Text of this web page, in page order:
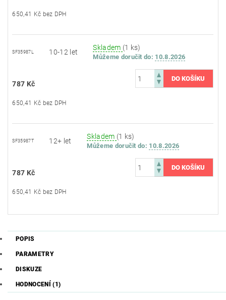
650,41 Kč bez DPH
SF35987L 10-12 let
Skladem (1 ks)
Můžeme doručit do: 10.8.2026
787 Kč
650,41 Kč bez DPH
SF35987T 12+ let
Skladem (1 ks)
Můžeme doručit do: 10.8.2026
787 Kč
650,41 Kč bez DPH
POPIS
PARAMETRY
DISKUZE
HODNOCENÍ (1)